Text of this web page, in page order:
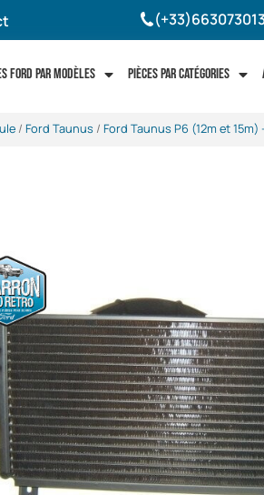
Ford par modèles Pièces par catégories
/ Ford Taunus / Ford Taunus P6 (12m et